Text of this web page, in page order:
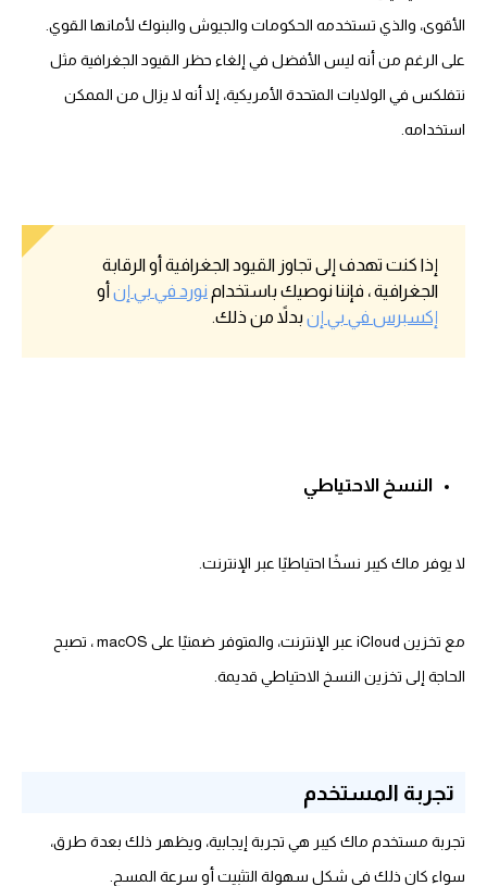
الأقوى، والذي تستخدمه الحكومات والجيوش والبنوك لأمانها القوي.
على الرغم من أنه ليس الأفضل في إلغاء حظر القيود الجغرافية مثل
نتفلكس في الولايات المتحدة الأمريكية، إلا أنه لا يزال من الممكن
استخدامه.
إذا كنت تهدف إلى تجاوز القيود الجغرافية أو الرقابة
الجغرافية ، فإننا نوصيك باستخدام نورد في بي إن أو
إكسبرس في بي إن بدلاً من ذلك.
النسخ الاحتياطي
لا يوفر ماك كيبر نسخًا احتياطيًا عبر الإنترنت.
مع تخزين iCloud عبر الإنترنت، والمتوفر ضمنيًا على macOS ، تصبح
الحاجة إلى تخزين النسخ الاحتياطي قديمة.
تجربة المستخدم
تجربة مستخدم ماك كيبر هي تجربة إيجابية، ويظهر ذلك بعدة طرق،
سواء كان ذلك في شكل سهولة التثبيت أو سرعة المسح.